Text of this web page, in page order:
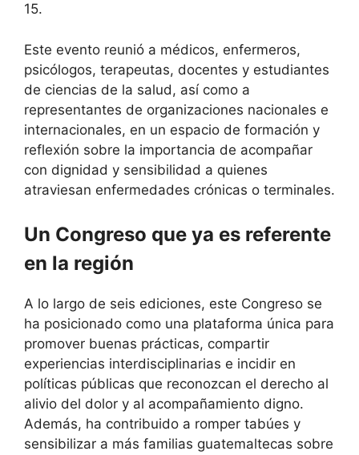
15.
Este evento reunió a médicos, enfermeros,
psicólogos, terapeutas, docentes y estudiantes
de ciencias de la salud, así como a
representantes de organizaciones nacionales e
internacionales, en un espacio de formación y
reflexión sobre la importancia de acompañar
con dignidad y sensibilidad a quienes
atraviesan enfermedades crónicas o terminales.
Un Congreso que ya es referente
en la región
A lo largo de seis ediciones, este Congreso se
ha posicionado como una plataforma única para
promover buenas prácticas, compartir
experiencias interdisciplinarias e incidir en
políticas públicas que reconozcan el derecho al
alivio del dolor y al acompañamiento digno.
Además, ha contribuido a romper tabúes y
sensibilizar a más familias guatemaltecas sobre